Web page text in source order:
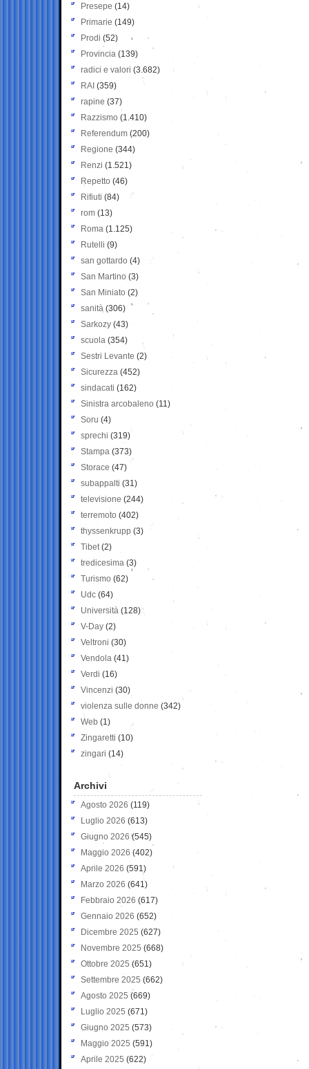
Presepe (14)
Primarie (149)
Prodi (52)
Provincia (139)
radici e valori (3.682)
RAI (359)
rapine (37)
Razzismo (1.410)
Referendum (200)
Regione (344)
Renzi (1.521)
Repetto (46)
Rifiuti (84)
rom (13)
Roma (1.125)
Rutelli (9)
san gottardo (4)
San Martino (3)
San Miniato (2)
sanità (306)
Sarkozy (43)
scuola (354)
Sestri Levante (2)
Sicurezza (452)
sindacati (162)
Sinistra arcobaleno (11)
Soru (4)
sprechi (319)
Stampa (373)
Storace (47)
subappalti (31)
televisione(244)
terremoto (402)
thyssenkrupp (3)
Tibet(2)
tredicesima (3)
Turismo (62)
Udc (64)
Università (128)
V-Day (2)
Veltroni (30)
Vendola (41)
Verdi (16)
Vincenzi (30)
violenza sulle donne (342)
Web (1)
Zingaretti (10)
zingari (14)
Archivi
Agosto 2026 (119)
Luglio 2026 (613)
Giugno 2026 (545)
Maggio 2026 (402)
Aprile 2026 (591)
Marzo 2026 (641)
Febbraio 2026 (617)
Gennaio 2026 (652)
Dicembre 2025 (627)
Novembre 2025 (668)
Ottobre 2025 (651)
Settembre 2025 (662)
Agosto 2025 (669)
Luglio 2025 (671)
Giugno 2025 (573)
Maggio 2025 (591)
Aprile 2025 (622)